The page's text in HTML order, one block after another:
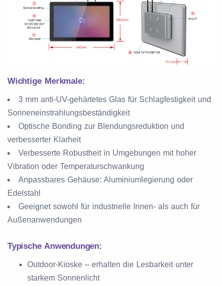
Wichtige Merkmale:
3 mm anti-UV-gehärtetes Glas für Schlagfestigkeit und
Sonneneinstrahlungsbeständigkeit
Optische Bonding zur Blendungsreduktion und
verbesserter Klarheit
Verbesserte Robustheit in Umgebungen mit hoher
Vibration oder Temperaturschwankung
Anpassbares Gehäuse: Aluminiumlegierung oder
Edelstahl
Geeignet sowohl für industrielle Innen- als auch für
Außenanwendungen
Typische Anwendungen:
Outdoor-Kioske – erhalten die Lesbarkeit unter
starkem Sonnenlicht